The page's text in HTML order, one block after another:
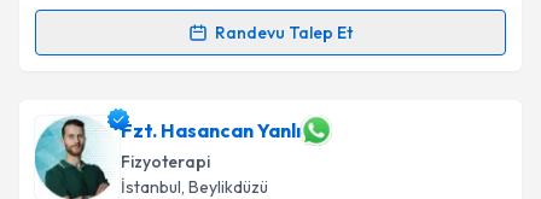
Kişisel verilerimin işlenmesine ilişkinAydınlatma
'ni okudum ve kişisel verilerimin belirtilen
kapsamda işlenmesini kabul ediyorum.
Takvim Talebini Gönder
Randevu Talep Et
Randevu Takvimi Talebi
Fzt. Sultan Büşra Kavakiçin randevu takvimi talebi
oluşturun. Size bu uzmandan randevu almanız için bir
takvim hazırlandığında e-posta ile bilgilendireceğiz.
Fzt. Hasancan Yanlı
Fizyoterapi
İstanbul, Beylikdüzü